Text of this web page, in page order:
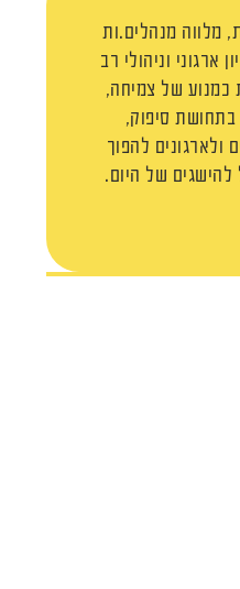
מלווה מנהלים.ות
ארגוני וניהולי רב
כמנוע של צמיחה,
בתחושת סיפוק,
להפוך
של היום.